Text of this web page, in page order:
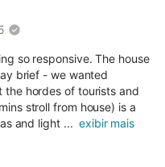
so responsive. The house
brief - we wanted
the hordes of tourists and
stroll from house) is a
and light ... exibir mais